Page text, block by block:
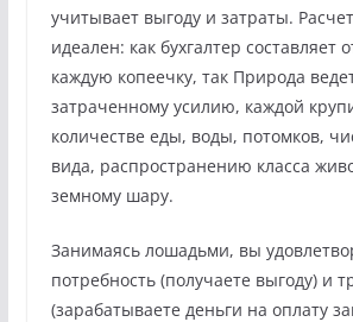
учитывает выгоду и затраты.
идеален: как бухгалтер составляет
каждую копеечку, так Природа
затраченному усилию, каждой
количестве еды, воды, потомков,
вида, распространению класса
земному шару.
Занимаясь лошадьми, вы
потребность (получаете выгоду) и
(зарабатываете деньги на оплату